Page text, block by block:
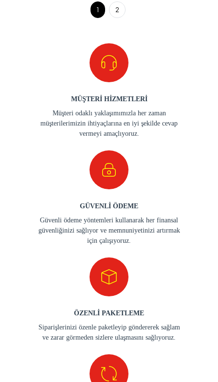
1 2
MÜŞTERİ HİZMETLERİ
Müşteri odaklı yaklaşımımızla her zaman
müşterilerimizin ihtiyaçlarına en iyi şekilde cevap
vermeyi amaçlıyoruz.
GÜVENLİ ÖDEME
Güvenli ödeme yöntemleri kullanarak her finansal
güvenliğinizi sağlıyor ve memnuniyetinizi artırmak
için çalışıyoruz.
ÖZENLİ PAKETLEME
Siparişlerinizi özenle paketleyip göndererek sağlam
ve zarar görmeden sizlere ulaşmasını sağlıyoruz.